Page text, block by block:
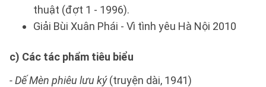
thuật (đợt 1 - 1996).
Giải Bùi Xuân Phái - Vì tình yêu Hà Nội 2010
c) Các tác phẩm tiêu biểu
- Dế Mèn phiêu lưu ký(truyện dài, 1941)